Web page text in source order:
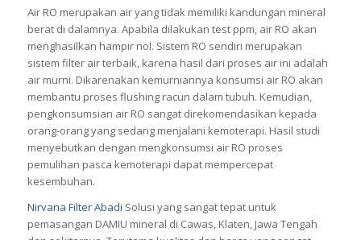
Air RO merupakan air yang tidak memiliki kandungan mineral
berat di dalamnya. Apabila dilakukan test ppm, air RO akan
menghasilkan hampir nol. Sistem RO sendiri merupakan
sistem filter air terbaik, karena hasil dari proses air ini adalah
air murni. Dikarenakan kemurniannya konsumsi air RO akan
membantu proses flushing racun dalam tubuh. Kemudian,
pengkonsumsian air RO sangat direkomendasikan kepada
orang-orang yang sedang menjalani kemoterapi. Hasil studi
menyebutkan dengan mengkonsumsi air RO proses
pemulihan pasca kemoterapi dapat mempercepat
kesembuhan.
Nirvana Filter Abadi Solusi yang sangat tepat untuk
pemasangan DAMIU mineral di Cawas, Klaten, Jawa Tengah